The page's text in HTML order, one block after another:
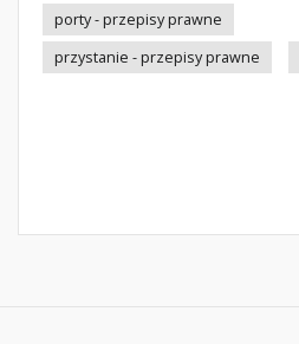
porty - przepisy prawne
przystanie - przepisy prawne